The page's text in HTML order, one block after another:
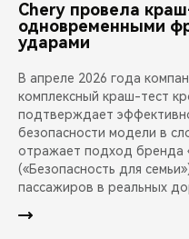
Chery провела
одновременными
ударами
В апреле 2026 года
комплексный краш-тест
подтверждает
безопасности модели в
отражает подход бренда
(«Безопасность для
пассажиров в реальных